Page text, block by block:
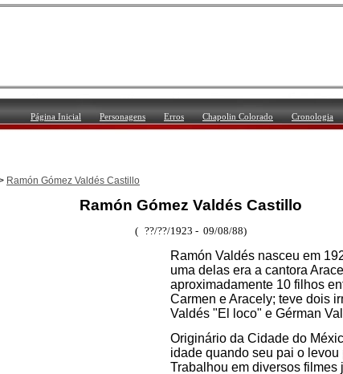
Página Inicial Personagens Erros Chapolin Colorado Cronologia
Ramón Gómez Valdés Castillo
Ramón Gómez Valdés Castillo
( ??/??/1923 - 09/08/88)
Ramón Valdés nasceu em
uma delas era a cantora
aproximadamente 10 filhos
Carmen e Aracely; teve dois
Valdés "El loco" e Gérman
Originário da Cidade do
idade quando seu pai o
Trabalhou em diversos filmes